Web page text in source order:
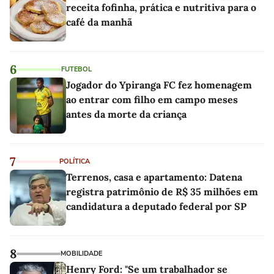
receita fofinha, prática e nutritiva para o
café da manhã
6 FUTEBOL
Jogador do Ypiranga FC fez homenagem
ao entrar com filho em campo meses
antes da morte da criança
7 POLÍTICA
Terrenos, casa e apartamento: Datena
registra patrimônio de R$ 35 milhões em
candidatura a deputado federal por SP
8 MOBILIDADE
Henry Ford: "Se um trabalhador se